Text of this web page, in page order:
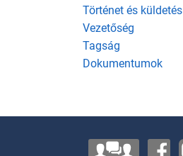
Történet és küldetés
Vezetőség
Tagság
Dokumentumok